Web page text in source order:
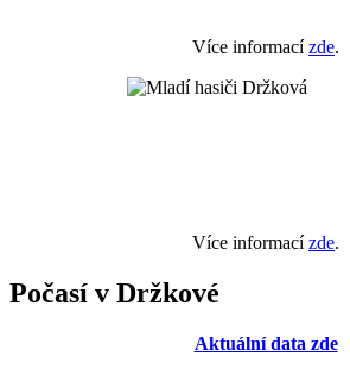
Více informacízde.
Více informacízde.
Počasí v Držkové
Aktuální data zde